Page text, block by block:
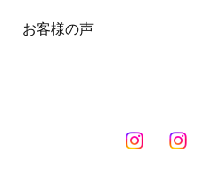
お客様の声